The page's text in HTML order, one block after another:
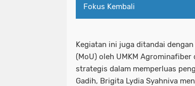
Fokus Kembali
Kegiatan ini juga ditandai
(MoU) oleh UMKM Agrominafiber
strategis dalam memperluas
Gadih, Brigita Lydia Syahniva